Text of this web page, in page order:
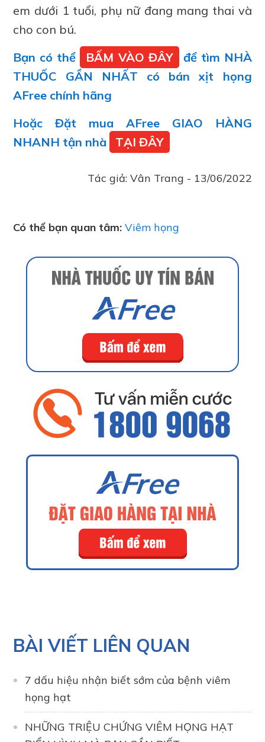
em dưới 1 tuổi, phụ nữ đang mang thai và
cho con bú.
Bạn có thể
BẤM VÀO ĐÂY
để tìm NHÀ
THUỐC GẦN NHẤT có bán xịt họng
AFree chính hãng
Hoặc Đặt mua AFree GIAO HÀNG
NHANH tận nhà
TẠI ĐÂY
Tác giả: Vân Trang - 13/06/2022
Có thể bạn quan tâm:Viêm họng
BÀI VIẾT LIÊN QUAN
7 dấu hiệu nhận biết sớm của bệnh viêm
họng hạt
NHỮNG TRIỆU CHỨNG VIÊM HỌNG HẠT